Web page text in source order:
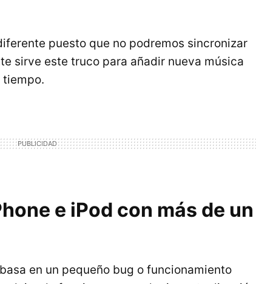
puesto que no podremos sincronizar
sirve este truco para añadir nueva música
tiempo.
e iPod con más de un
en un pequeño bug o funcionamiento